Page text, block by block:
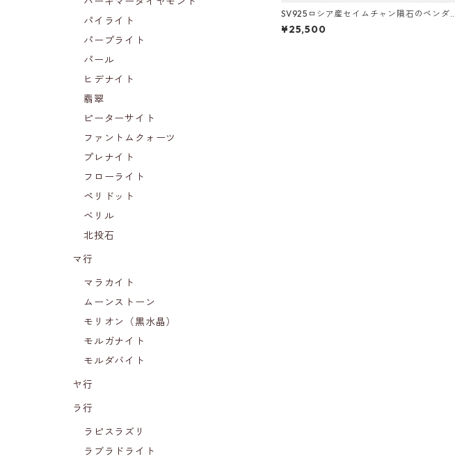
SV925ロシア産セイムチャン隕石のペンダン
トトップ
¥25,500
パイライト
パープライト
パール
ヒデナイト
翡翠
ピーターサイト
ファントムクォーツ
プレナイト
フローライト
ペリドット
ベリル
北投石
マ行
マラカイト
ムーンストーン
モリオン（黒水晶）
モルガナイト
モルダバイト
ヤ行
ラ行
ラピスラズリ
ラブラドライト